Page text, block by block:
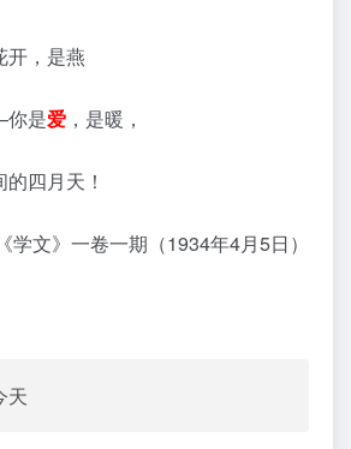
开，是燕
是爱 ，是暖，
的四月天！
学文》一卷一期（1934年4月5日）
天